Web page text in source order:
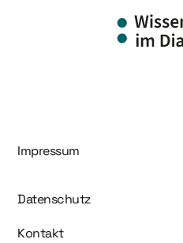
Impressum
Datenschutz
Kontakt